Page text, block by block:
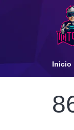
Inicio